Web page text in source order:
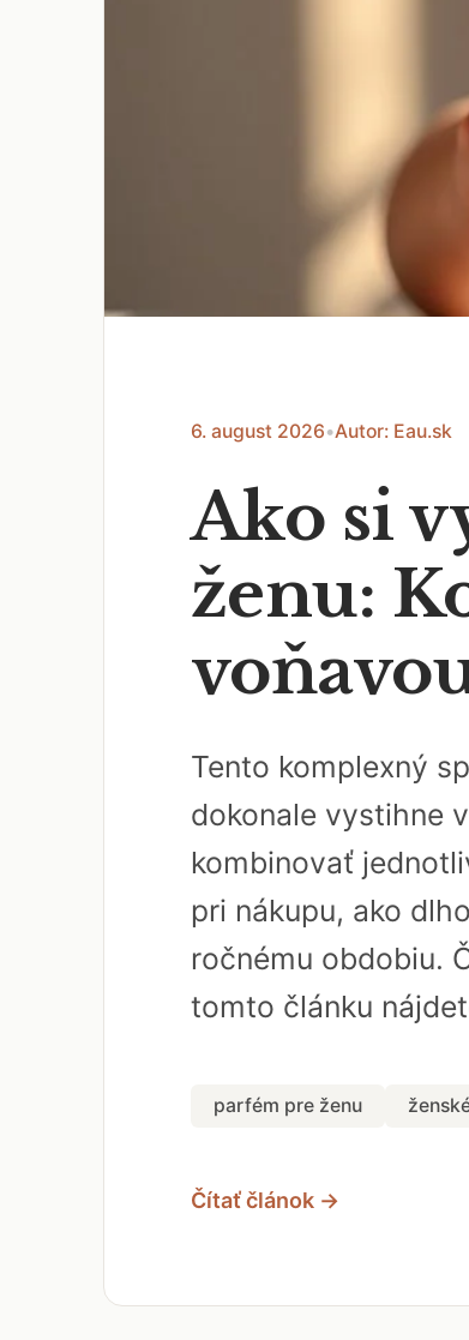
6. august 2026•Autor: Eau.sk
Ako si
ženu:
Tento komplexný
dokonale vystihne
kombinovať
pri nákupu, ako
ročnému obdobiu.
tomto článku
parfém pre ženu
Čítať článok →